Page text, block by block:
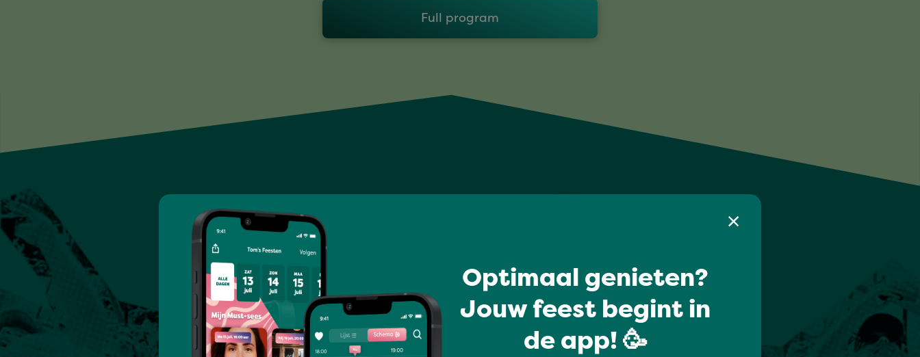
Full program
Optimaal genieten?
Jouw feest begint in
de app! 🥳